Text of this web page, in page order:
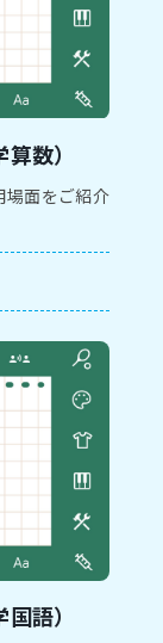
数）
場面をご紹介
語）